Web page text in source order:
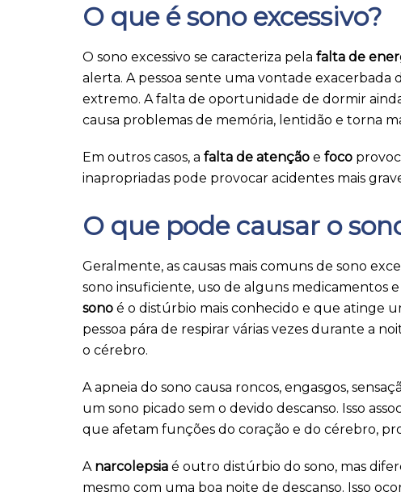
O que é sono excessivo?
O sono excessivo se caracteriza pela falta de
alerta. A pessoa sente uma vontade
extremo. A falta de oportunidade de dormir
causa problemas de memória, lentidão e torna
Em outros casos, a falta de atenção e foco
inapropriadas pode provocar acidentes mais
O que pode causar o
Geralmente, as causas mais comuns de sono
sono insuficiente, uso de alguns medicamentos
sono é o distúrbio mais conhecido e que atinge
pessoa pára de respirar várias vezes durante a
o cérebro.
A apneia do sono causa roncos, engasgos,
um sono picado sem o devido descanso. Isso
que afetam funções do coração e do cérebro,
A narcolepsia é outro distúrbio do sono, mas
mesmo com uma boa noite de descanso. Isso